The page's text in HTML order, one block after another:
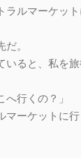
ラルマーケッ
。
いると、私を
へ行くの？」
マーケットに行